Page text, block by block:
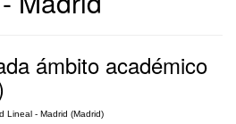
ámbito académico
Lineal - Madrid (Madrid)